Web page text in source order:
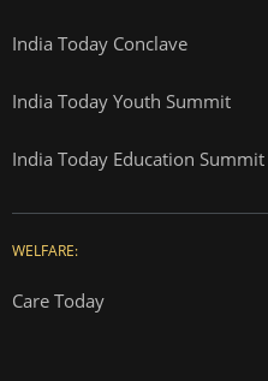
India Today Conclave
India Today Youth Summit
India Today Education Summit
WELFARE:
Care Today